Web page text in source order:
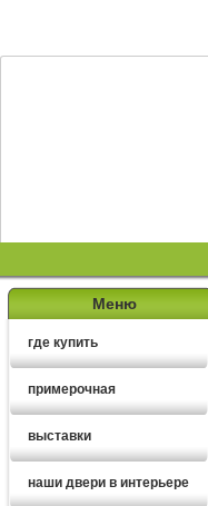
Меню
где купить
примерочная
выставки
наши двери в интерьере